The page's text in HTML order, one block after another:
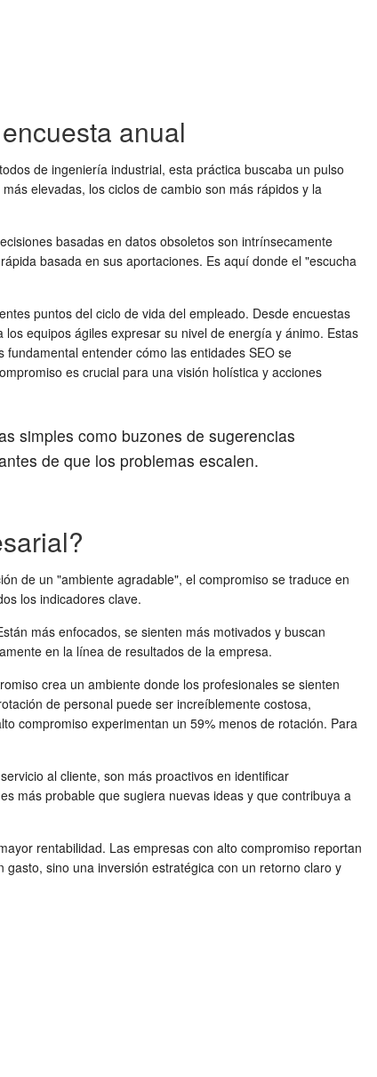
anual
de ingeniería industrial, esta práctica buscaba un pulso
elevadas, los ciclos de cambio son más rápidos y la
basadas en datos obsoletos son intrínsecamente
basada en sus aportaciones. Es aquí donde el "escucha
puntos del ciclo de vida del empleado. Desde encuestas
los equipos ágiles expresar su nivel de energía y ánimo. Estas
entender cómo las entidades SEO se
es crucial para una visión holística y acciones
simples como buzones de sugerencias
de que los problemas escalen.
de un "ambiente agradable", el compromiso se traduce en
los indicadores clave.
más enfocados, se sienten más motivados y buscan
en la línea de resultados de la empresa.
crea un ambiente donde los profesionales se sienten
de personal puede ser increíblemente costosa,
compromiso experimentan un 59% menos de rotación. Para
al cliente, son más proactivos en identificar
más probable que sugiera nuevas ideas y que contribuya a
rentabilidad. Las empresas con alto compromiso reportan
gasto, sino una inversión estratégica con un retorno claro y